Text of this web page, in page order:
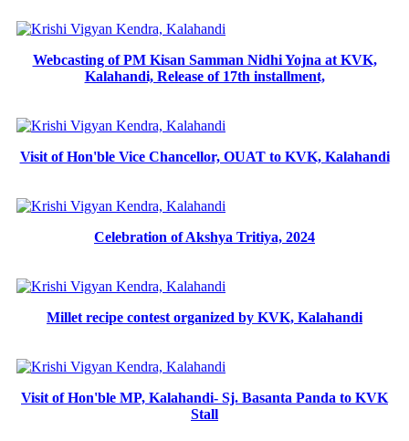
Webcasting of PM Kisan Samman Nidhi Yojna at KVK,
Kalahandi, Release of 17th installment,
Visit of Hon'ble Vice Chancellor, OUAT to KVK, Kalahandi
Celebration of Akshya Tritiya, 2024
Millet recipe contest organized by KVK, Kalahandi
Visit of Hon'ble MP, Kalahandi- Sj. Basanta Panda to KVK
Stall